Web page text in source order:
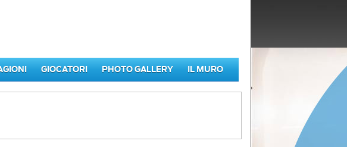
GIOCATORI PHOTO GALLERY IL MURO